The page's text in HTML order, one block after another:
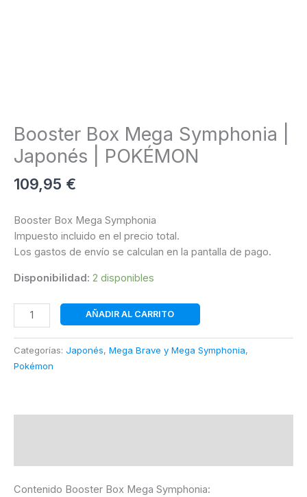
Booster Box Mega Symphonia |
Japonés | POKÉMON
109,95 €
Booster Box Mega Symphonia
Impuesto incluido en el precio total.
Los gastos de envío se calculan en la pantalla de pago.
Disponibilidad: 2 disponibles
Booster
Box
Mega
Symphonia
|
AÑADIR AL CARRITO
Categorías: Japonés, Mega Brave y Mega Symphonia,
Pokémon
Contenido Booster Box Mega Symphonia: